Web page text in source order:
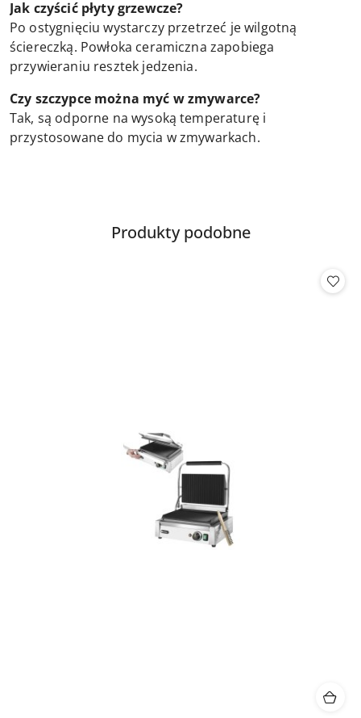
Jak czyścić płyty grzewcze?
Po ostygnięciu wystarczy przetrzeć je wilgotną
ściereczką. Powłoka ceramiczna zapobiega
przywieraniu resztek jedzenia.
Czy szczypce można myć w zmywarce?
Tak, są odporne na wysoką temperaturę i
przystosowane do mycia w zmywarkach.
Pomiń karuzelę produktów
Produkty
Produkty podobne